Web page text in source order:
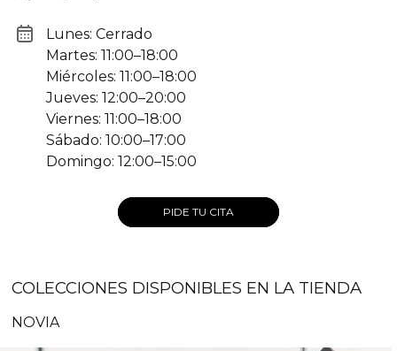
Lunes: Cerrado
Martes: 11:00–18:00
Miércoles: 11:00–18:00
Jueves: 12:00–20:00
Viernes: 11:00–18:00
Sábado: 10:00–17:00
Domingo: 12:00–15:00
PIDE TU CITA
COLECCIONES DISPONIBLES EN LA TIENDA
NOVIA